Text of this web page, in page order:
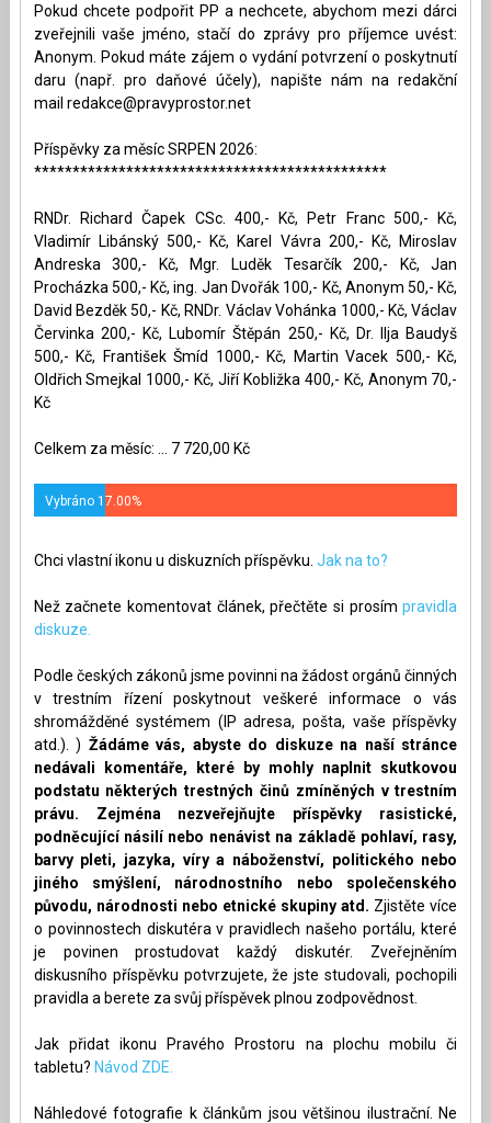
Pokud chcete podpořit PP a nechcete, abychom mezi dárci
zveřejnili vaše jméno, stačí do zprávy pro příjemce uvést:
Anonym. Pokud máte zájem o vydání potvrzení o poskytnutí
daru (např. pro daňové účely), napište nám na redakční
mail redakce@pravyprostor.net
Příspěvky za měsíc SRPEN 2026:
**********************************************
RNDr. Richard Čapek CSc. 400,- Kč, Petr Franc 500,- Kč,
Vladimír Libánský 500,- Kč, Karel Vávra 200,- Kč, Miroslav
Andreska 300,- Kč, Mgr. Luděk Tesarčík 200,- Kč, Jan
Procházka 500,- Kč, ing. Jan Dvořák 100,- Kč, Anonym 50,- Kč,
David Bezděk 50,- Kč, RNDr. Václav Vohánka 1000,- Kč, Václav
Červinka 200,- Kč, Lubomír Štěpán 250,- Kč, Dr. Ilja Baudyš
500,- Kč, František Šmíd 1000,- Kč, Martin Vacek 500,- Kč,
Oldřich Smejkal 1000,- Kč, Jiří Kobližka 400,- Kč, Anonym 70,-
Kč
Celkem za měsíc: ... 7 720,00 Kč
Vybráno 17.00%
Chci vlastní ikonu u diskuzních příspěvku. Jak na to?
Než začnete komentovat článek, přečtěte si prosímpravidla
diskuze.
Podle českých zákonů jsme povinni na žádost orgánů činných
v trestním řízení poskytnout veškeré informace o vás
shromážděné systémem (IP adresa, pošta, vaše příspěvky
atd.). ) Žádáme vás, abyste do diskuze na naší stránce
nedávali komentáře, které by mohly naplnit skutkovou
podstatu některých trestných činů zmíněných v trestním
právu. Zejména nezveřejňujte příspěvky rasistické,
podněcující násilí nebo nenávist na základě pohlaví, rasy,
barvy pleti, jazyka, víry a náboženství, politického nebo
jiného smýšlení, národnostního nebo společenského
původu, národnosti nebo etnické skupiny atd. Zjistěte více
o povinnostech diskutéra v pravidlech našeho portálu, které
je povinen prostudovat každý diskutér. Zveřejněním
diskusního příspěvku potvrzujete, že jste studovali, pochopili
pravidla a berete za svůj příspěvek plnou zodpovědnost.
Jak přidat ikonu Pravého Prostoru na plochu mobilu či
tabletu? Návod ZDE.
Náhledové fotografie k článkům jsou většinou ilustrační. Ne